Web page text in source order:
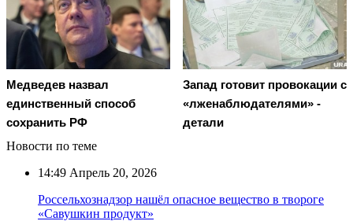
Медведев назвал
единственный способ
сохранить РФ
Запад готовит провокации с
«лженаблюдателями» -
детали
Новости по теме
14:49 Апрель 20, 2026
Россельхознадзор нашёл опасное вещество в твороге
«Савушкин продукт»